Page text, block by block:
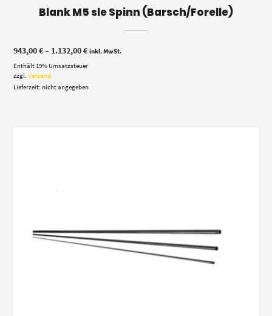
Blank M5 sle Spinn (Barsch/Forelle)
943,00€– 1.132,00€Preisspanne:
bis
inkl. MwSt.
Enthält 19% Umsatzsteuer
zzgl.Versand
Lieferzeit: nicht angegeben